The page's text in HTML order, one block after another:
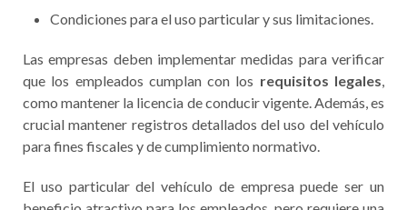
Condiciones para el uso particular y sus limitaciones.
Las empresas deben implementar medidas para verificar
que los empleados cumplan con los requisitos legales
como mantener la licencia de conducir vigente. Además, es
crucial mantener registros detallados del uso del vehículo
para fines fiscales y de cumplimiento normativo.
El uso particular del vehículo de empresa puede ser un